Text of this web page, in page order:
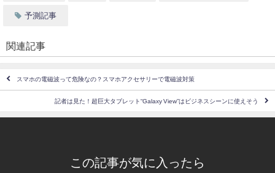
予測記事
関連記事
スマホの電磁波って危険なの？スマホアクセサリーで電磁波対策
記者は見た！超巨大タブレット“Galaxy View”はビジネスシーンに使えそう
この記事が気に入ったら